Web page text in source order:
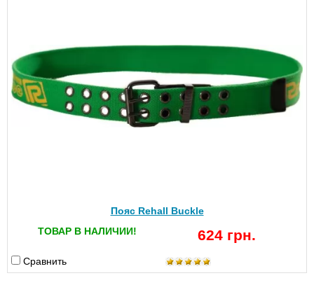
Пояс Rehall Buckle
ТОВАР В НАЛИЧИИ!
624 грн.
Сравнить